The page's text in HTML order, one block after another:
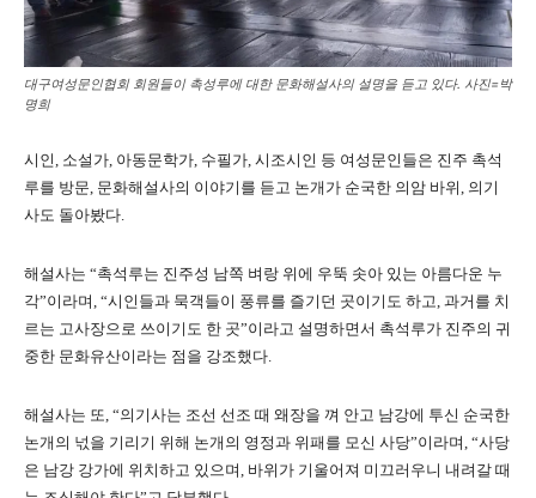
대구여성문인협회 회원들이 촉성루에 대한 문화해설사의 설명을 듣고 있다. 사진=박
명희
시인, 소설가, 아동문학가, 수필가, 시조시인 등 여성문인들은 진주 촉석
루를 방문, 문화해설사의 이야기를 듣고 논개가 순국한 의암 바위, 의기
사도 돌아봤다.
해설사는 “촉석루는 진주성 남쪽 벼랑 위에 우뚝 솟아 있는 아름다운 누
각”이라며, “시인들과 묵객들이 풍류를 즐기던 곳이기도 하고, 과거를 치
르는 고사장으로 쓰이기도 한 곳”이라고 설명하면서 촉석루가 진주의 귀
중한 문화유산이라는 점을 강조했다.
해설사는 또, “의기사는 조선 선조 때 왜장을 껴 안고 남강에 투신 순국한
논개의 넋을 기리기 위해 논개의 영정과 위패를 모신 사당”이라며, “사당
은 남강 강가에 위치하고 있으며, 바위가 기울어져 미끄러우니 내려갈 때